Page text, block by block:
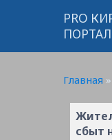
PRO
ПОРТАЛ
Главная »
сбыт